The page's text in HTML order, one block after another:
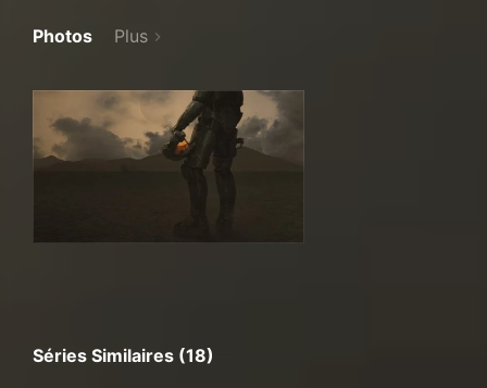
Photos Plus
Séries Similaires (18)